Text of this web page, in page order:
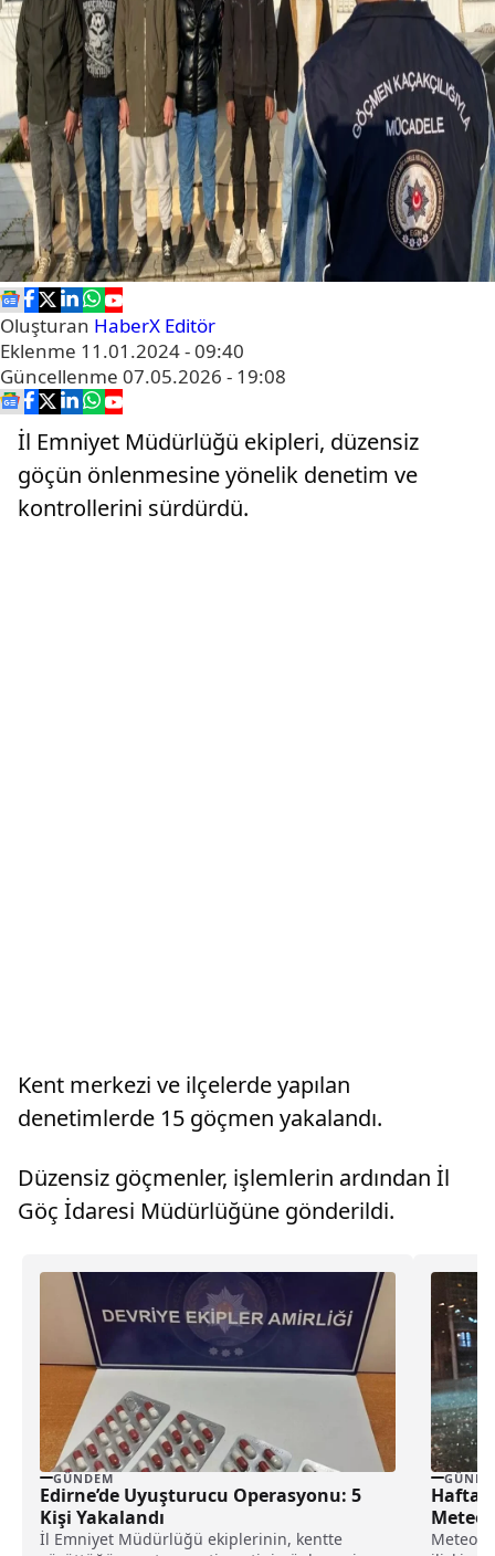
Oluşturan HaberX Editör
Eklenme 11.01.2024 - 09:40
Güncellenme 07.05.2026 - 19:08
İl Emniyet Müdürlüğü ekipleri, düzensiz
göçün önlenmesine yönelik denetim ve
kontrollerini sürdürdü.
Kent merkezi ve ilçelerde yapılan
denetimlerde 15 göçmen yakalandı.
Düzensiz göçmenler, işlemlerin ardından İl
Göç İdaresi Müdürlüğüne gönderildi.
GÜNDEM
Edirne’de Uyuşturucu Operasyonu: 5
Kişi Yakalandı
İl Emniyet Müdürlüğü ekiplerinin, kentte
Hafta